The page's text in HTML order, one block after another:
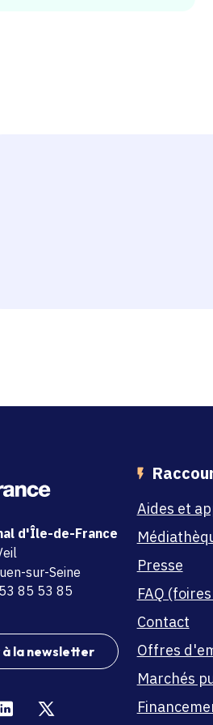
d'Île-de-France
sur-Seine
85 53 85
à la newsletter
Linkedin
Aides et
Presse
FAQ
Contact
Offres
Marchés